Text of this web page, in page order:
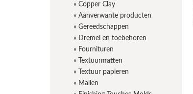
» Copper Clay
» Aanverwante producten
» Gereedschappen
» Dremel en toebehoren
» Fournituren
»
Textuurmatten
»
Textuur papieren
» Mallen